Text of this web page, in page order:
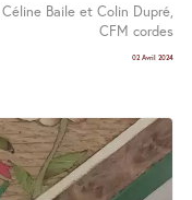
Baile et Colin Dupré,
CFM cordes
02 Avril 2024